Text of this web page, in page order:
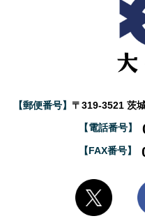
【郵便番号】 〒319-3521 茨
【電話番号】
【FAX番号】
大子町Twitter